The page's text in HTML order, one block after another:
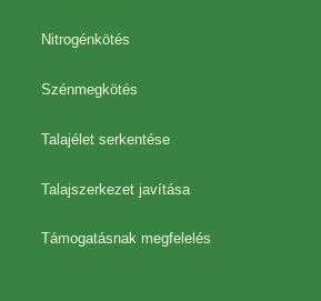
Nitrogénkötés
Szénmegkötés
Talajélet serkentése
Talajszerkezet javítása
Támogatásnak megfelelés